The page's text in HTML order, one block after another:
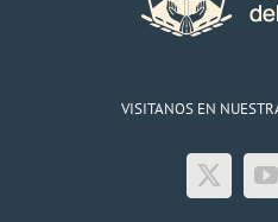
VISITANOS EN